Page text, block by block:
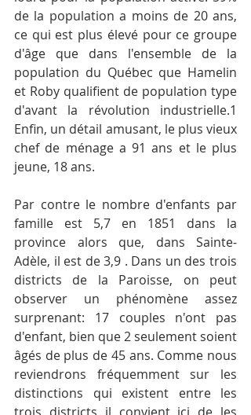
de la population a moins de 20 ans,
ce qui est plus élevé pour ce groupe
d'âge que dans l'ensemble de la
population du Québec que Hamelin
et Roby qualifient de population type
d'avant la révolution industrielle.1
Enfin, un détail amusant, le plus vieux
chef de ménage a 91 ans et le plus
jeune, 18 ans.
Par contre le nombre d'enfants par
famille est 5,7 en 1851 dans la
province alors que, dans Sainte-
Adèle, il est de 3,9 . Dans un des trois
districts de la Paroisse, on peut
observer un phénomène assez
surprenant: 17 couples n'ont pas
d'enfant, bien que 2 seulement soient
âgés de plus de 45 ans. Comme nous
reviendrons fréquemment sur les
distinctions qui existent entre les